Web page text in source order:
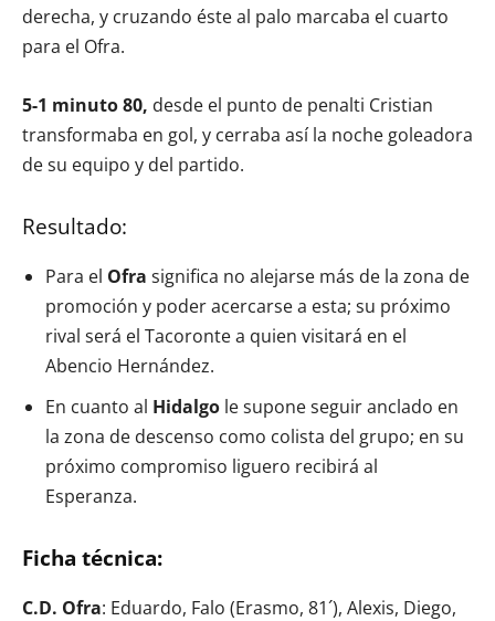
derecha, y cruzando éste al palo marcaba el cuarto
para el Ofra.
5-1 minuto 80, desde el punto de penalti Cristian
transformaba en gol, y cerraba así la noche goleadora
de su equipo y del partido.
Resultado:
Para el Ofra significa no alejarse más de la zona de
promoción y poder acercarse a esta; su próximo
rival será el Tacoronte a quien visitará en el
Abencio Hernández.
En cuanto al Hidalgo le supone seguir anclado en
la zona de descenso como colista del grupo; en su
próximo compromiso liguero recibirá al
Esperanza.
Ficha técnica:
C.D. Ofra: Eduardo, Falo (Erasmo, 81´), Alexis, Diego,